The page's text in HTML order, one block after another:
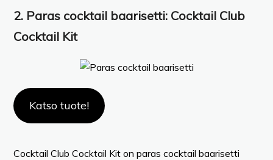
2. Paras cocktail baarisetti: Cocktail Club
Cocktail Kit
Katso tuote!
Cocktail Club Cocktail Kit on paras cocktail baarisetti